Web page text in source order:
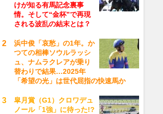
けが知る有馬記念裏事
情。そして“金杯”で再現
される波乱の結末とは？
浜中俊「哀愁」の1年。か
つての相棒ソウルラッシ
ュ、ナムラクレアが乗り
替わりで結果…2025年
「希望の光」は世代屈指の快速馬か
皐月賞（G1）クロワデュ
ノール「1強」に待った!?